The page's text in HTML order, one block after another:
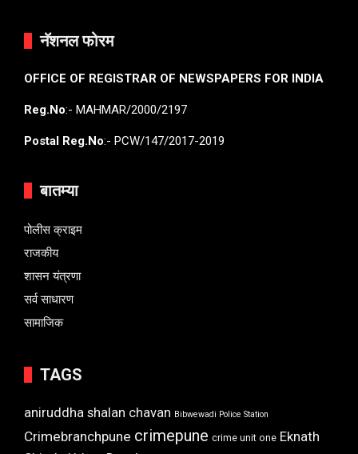
नॅशनल फोरम
OFFICE OF REGISTRAR OF NEWSPAPERS FOR INDIA
Reg.No:- MAHMAR/2000/2197
Postal Reg.No:- PCW/147/2017-2019
बातम्या
पोलीस क्राइम
राजकीय
शासन यंत्रणा
सर्व साधारण
सामाजिक
TAGS
aniruddha shalan chavan Bibwewadi Police Station
Crimebranchpune crimepune crime unit one Eknath